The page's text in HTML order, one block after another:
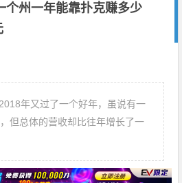
个州一年能靠扑克赚多少
年又过了一个好年，虽说有一
但总体的营收却比往年增长了一